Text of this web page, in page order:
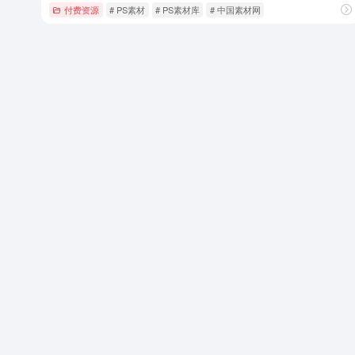
付费资源 # PS素材 # PS素材库 # 中国素材网